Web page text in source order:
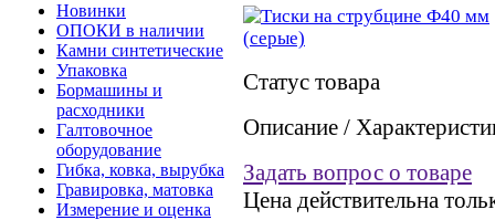
Новинки
ОПОКИ в наличии
Камни синтетические
Упаковка
Бормашины и
расходники
Галтовочное
оборудование
Гибка, ковка, вырубка
Гравировка, матовка
Измерение и оценка
Статус товара
Описание /
Задать вопрос о товаре
Цена действительна